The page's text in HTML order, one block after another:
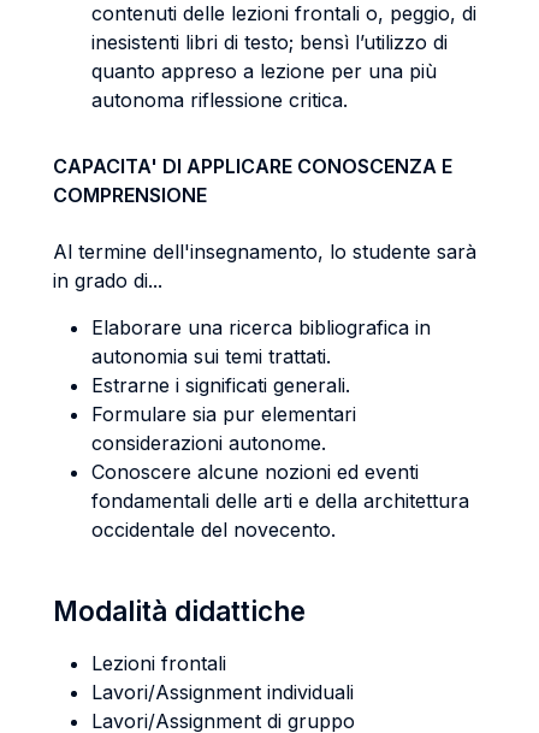
contenuti delle lezioni frontali o, peggio, di
inesistenti libri di testo; bensì l’utilizzo di
quanto appreso a lezione per una più
autonoma riflessione critica.
CAPACITA' DI APPLICARE CONOSCENZA E
COMPRENSIONE
Al termine dell'insegnamento, lo studente sarà
in grado di...
Elaborare una ricerca bibliografica in
autonomia sui temi trattati.
Estrarne i significati generali.
Formulare sia pur elementari
considerazioni autonome.
Conoscere alcune nozioni ed eventi
fondamentali delle arti e della architettura
occidentale del novecento.
Modalità didattiche
Lezioni frontali
Lavori/Assignment individuali
Lavori/Assignment di gruppo